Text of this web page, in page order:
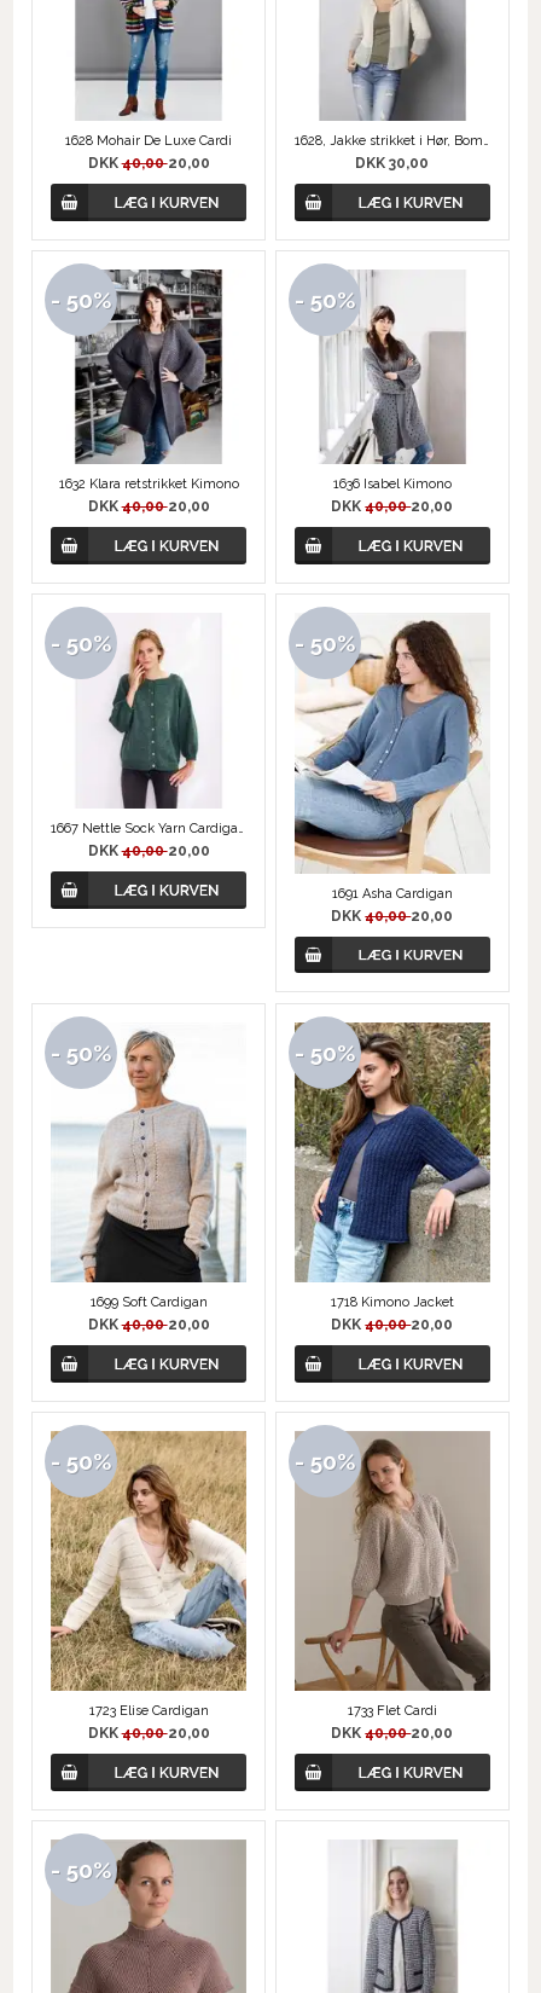
1628 Mohair De Luxe Cardi
DKK40,0020,00
1628, Jakke strikket i Hør, Bomuld og Silk Mohair
DKK 30,00
- 50%
1632 Klara retstrikket Kimono
DKK40,0020,00
- 50%
1636 Isabel Kimono
DKK40,0020,00
- 50%
1667 Nettle Sock Yarn Cardigan
DKK40,0020,00
- 50%
1691 Asha Cardigan
DKK40,0020,00
- 50%
1699 Soft Cardigan
DKK40,0020,00
- 50%
1718 Kimono Jacket
DKK40,0020,00
- 50%
1723 Elise Cardigan
DKK40,0020,00
- 50%
1733 Flet Cardi
DKK40,0020,00
- 50%